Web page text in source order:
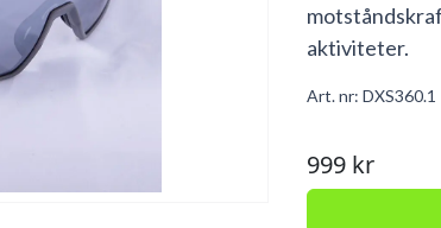
aktiviteter.
Art. nr: DXS360.1
999 kr